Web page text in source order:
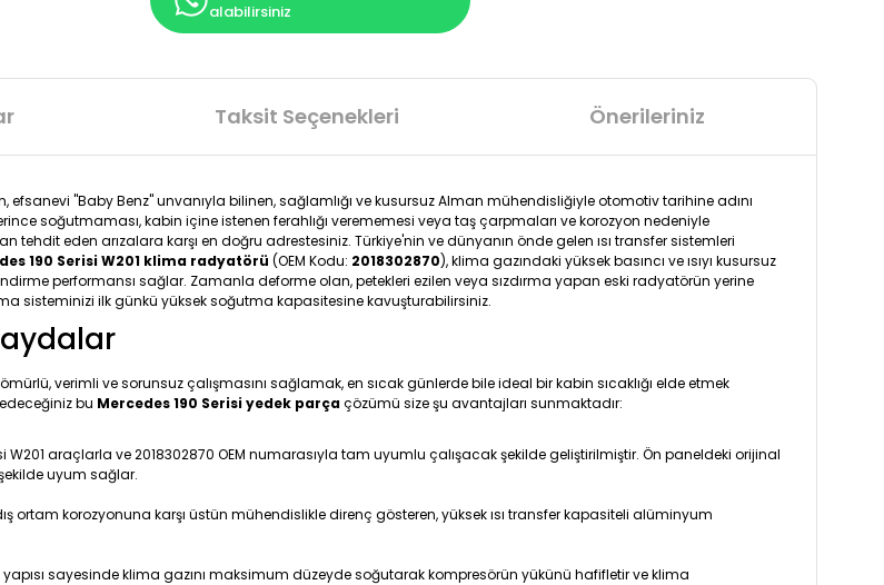
alabilirsiniz
Taksit Seçenekleri Önerileriniz
efsanevi "Baby Benz" unvanıyla bilinen, sağlamlığı ve kusursuz Alman mühendisliğiyle otomotiv tarihine adını
soğutmaması, kabin içine istenen ferahlığı verememesi veya taş çarpmaları ve korozyon nedeniyle
eden arızalara karşı en doğru adrestesiniz. Türkiye'nin ve dünyanın önde gelen ısı transfer sistemleri
190 Serisi W201 klima radyatörü (OEM Kodu: 2018302870), klima gazındaki yüksek basıncı ve ısıyı kusursuz
performansı sağlar. Zamanla deforme olan, petekleri ezilen veya sızdırma yapan eski radyatörün yerine
sisteminizi ilk günkü yüksek soğutma kapasitesine kavuşturabilirsiniz.
verimli ve sorunsuz çalışmasını sağlamak, en sıcak günlerde bile ideal bir kabin sıcaklığı elde etmek
bu Mercedes 190 Serisi yedek parçaçözümü size şu avantajları sunmaktadır:
W201 araçlarla ve 2018302870 OEM numarasıyla tam uyumlu çalışacak şekilde geliştirilmiştir. Ön paneldeki orijinal
uyum sağlar.
ortam korozyonuna karşı üstün mühendislikle direnç gösteren, yüksek ısı transfer kapasiteli alüminyum
yapısı sayesinde klima gazını maksimum düzeyde soğutarak kompresörün yükünü hafifletir ve klima